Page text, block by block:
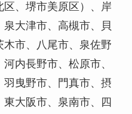
、堺市美原区）、岸
大津市、高槻市、貝
市、八尾市、泉佐野
内長野市、松原市、
曳野市、門真市、摂
大阪市、泉南市、四